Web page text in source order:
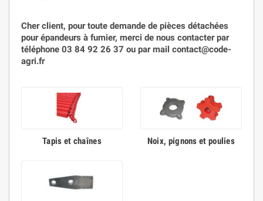
Cher client, pour toute demande de pièces détachées
pour épandeurs à fumier, merci de nous contacter par
téléphone 03 84 92 26 37 ou par mail contact@code-
agri.fr
Tapis et chaînes Noix, pignons et poulies